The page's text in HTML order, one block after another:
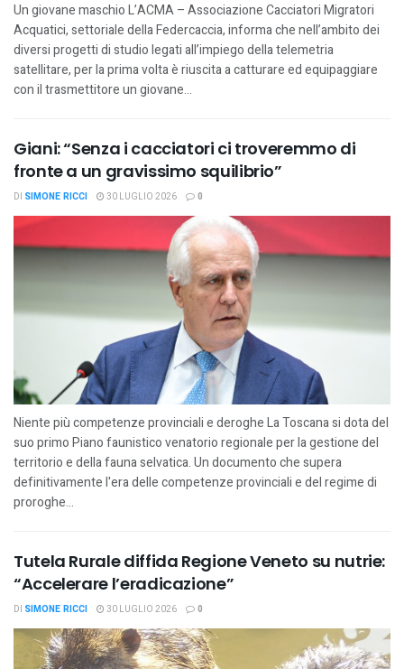
Un giovane maschio L’ACMA – Associazione Cacciatori Migratori
Acquatici, settoriale della Federcaccia, informa che nell’ambito dei
diversi progetti di studio legati all’impiego della telemetria
satellitare, per la prima volta è riuscita a catturare ed equipaggiare
con il trasmettitore un giovane...
Giani: “Senza i cacciatori ci troveremmo di
fronte a un gravissimo squilibrio”
DI SIMONE RICCI 30 LUGLIO 2026 0
Niente più competenze provinciali e deroghe La Toscana si dota del
suo primo Piano faunistico venatorio regionale per la gestione del
territorio e della fauna selvatica. Un documento che supera
definitivamente l'era delle competenze provinciali e del regime di
proroghe...
Tutela Rurale diffida Regione Veneto su nutrie:
“Accelerare l’eradicazione”
DI SIMONE RICCI 30 LUGLIO 2026 0